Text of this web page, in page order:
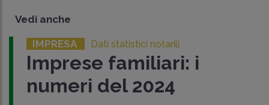
Vedi anche
IMPRESA Dati statistici notarili
Imprese familiari: i
numeri del 2024